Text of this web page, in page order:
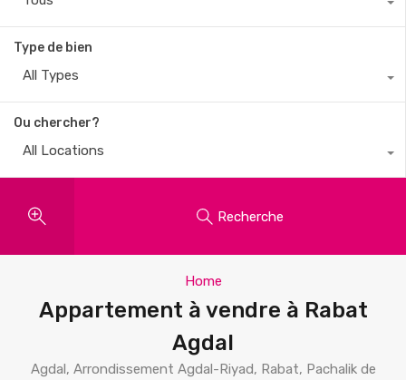
Type de bien
All Types
Ou chercher?
All Locations
Recherche
Home
Appartement à vendre à Rabat
Agdal
Agdal, Arrondissement Agdal-Riyad, Rabat, Pachalik de